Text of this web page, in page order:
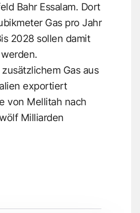
Bahr Essalam. Dort
Gas pro Jahr
2028 sollen damit
Gas aus
exportiert
von Mellitah nach
Milliarden